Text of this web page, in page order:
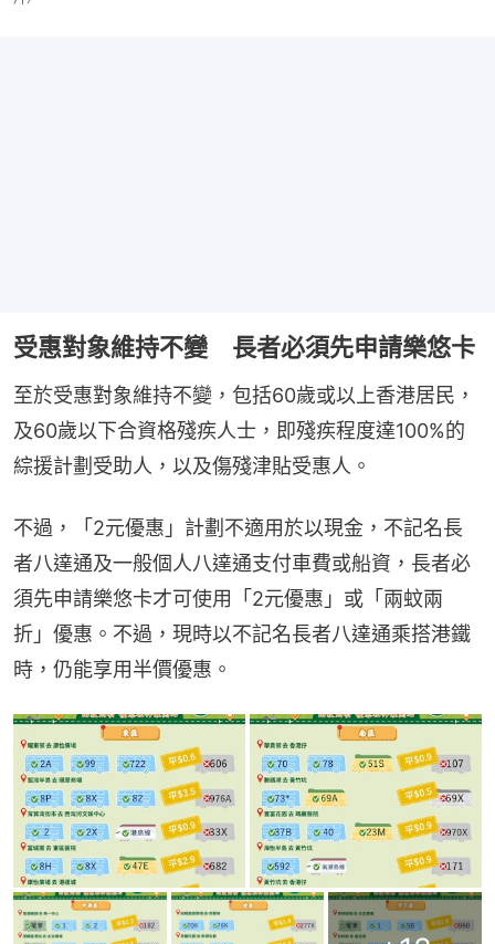
受惠對象維持不變 長者必須先申請樂悠卡
至於受惠對象維持不變，包括60歲或以上香港居民，
及60歲以下合資格殘疾人士，即殘疾程度達100%的
綜援計劃受助人，以及傷殘津貼受惠人。
不過，「2元優惠」計劃不適用於以現金，不記名長
者八達通及一般個人八達通支付車費或船資，長者必
須先申請樂悠卡才可使用「2元優惠」或「兩蚊兩
折」優惠。不過，現時以不記名長者八達通乘搭港鐵
時，仍能享用半價優惠。